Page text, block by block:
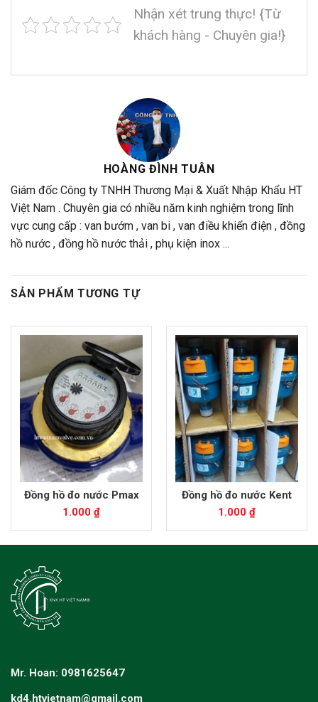
Nhận xét trung thực! {Từ
khách hàng - Chuyên gia!}
HOÀNG ĐÌNH TUÂN
Giám đốc Công ty TNHH Thương Mại & Xuất Nhập Khẩu HT
Việt Nam . Chuyên gia có nhiều năm kinh nghiệm trong lĩnh
vực cung cấp : van bướm , van bi , van điều khiển điện , đồng
hồ nước , đồng hồ nước thải , phụ kiện inox ...
SẢN PHẨM TƯƠNG TỰ
Đồng hồ đo nước Pmax
1.000 ₫
Đồng hồ đo nước Kent
1.000 ₫
Mr. Hoan: 0981625647
kd4.htvietnam@gmail.com